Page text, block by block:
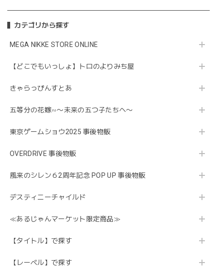
カテゴリから探す
MEGA NIKKE STORE ONLINE
【どこでもいっしょ】トロのよりみち屋
きゃらっぴんすとあ
五等分の花嫁∽〜未来の五つ子たちへ〜
東京ゲームショウ2025 事後物販
OVERDRIVE 事後物販
風来のシレン６2周年記念 POP UP 事後物販
デスティニーチャイルド
≪あるじゃんマーケット限定商品≫
【タイトル】で探す
【レーベル】で探す